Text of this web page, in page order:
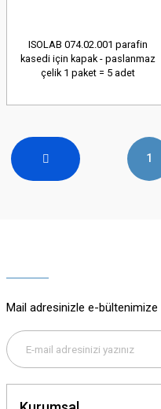
ISOLAB 074.02.001 parafin
kasedi için kapak - paslanmaz
çelik 1 paket = 5 adet
1
Mail adresinizle e-bültenimize